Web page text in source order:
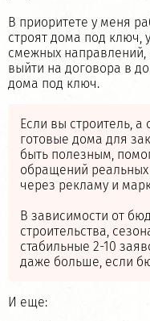
В приоритете у меня
строят дома под ключ,
смежных
выйти на договора в
дома под ключ.
Если вы строитель, а
готовые дома для
быть полезным,
обращений реальных
через рекламу и
В зависимости от
строительства,
стабильные 2-10
даже больше, если
И еще: